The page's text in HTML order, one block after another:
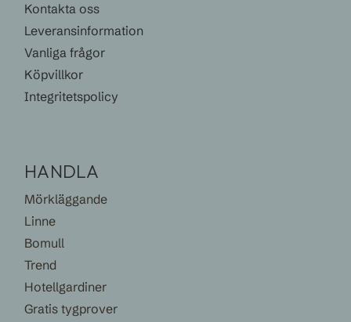
Kontakta oss
Leveransinformation
Vanliga frågor
Köpvillkor
Integritetspolicy
HANDLA
Mörkläggande
Linne
Bomull
Trend
Hotellgardiner
Gratis tygprover